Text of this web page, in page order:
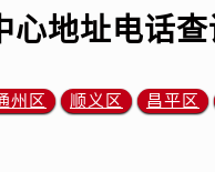
心地址电话查
州区 顺义区 昌平区